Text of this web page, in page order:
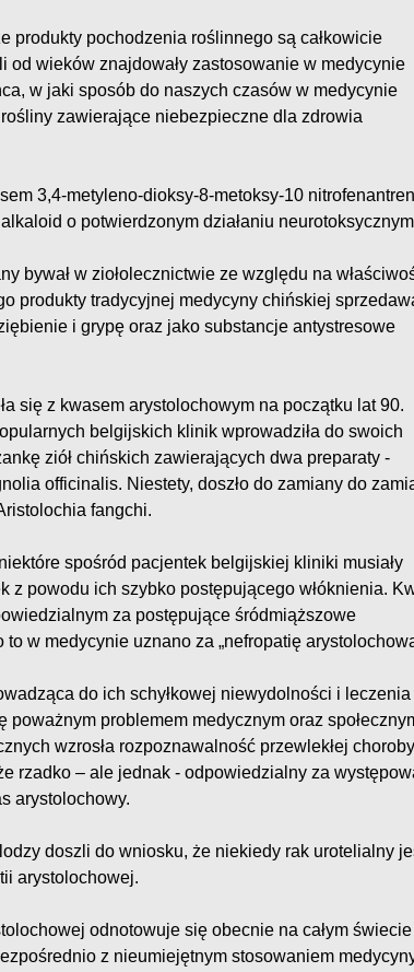
produkty pochodzenia roślinnego są całkowicie
od wieków znajdowały zastosowanie w medycynie
w jaki sposób do naszych czasów w medycynie
zawierające niebezpieczne dla zdrowia
3,4-metyleno-dioksy-8-metoksy-10
o potwierdzonym działaniu
bywał w ziołolecznictwie ze względu na
produkty tradycyjnej medycyny chińskiej
i grypę oraz jako substancje antystresowe
się z kwasem arystolochowym na początku lat 90.
belgijskich klinik wprowadziła do swoich
ziół chińskich zawierających dwa preparaty -
officinalis. Niestety, doszło do zamiany do
fangchi.
spośród pacjentek belgijskiej kliniki musiały
z powodu ich szybko postępującego włóknienia.
za postępujące śródmiąższowe
w medycynie uznano za „nefropatię
do ich schyłkowej niewydolności i leczenia
poważnym problemem medycznym oraz
wzrosła rozpoznawalność przewlekłej choroby
rzadko – ale jednak - odpowiedzialny za
arystolochowy.
doszli do wniosku, że niekiedy rak urotelialny
arystolochowej.
odnotowuje się obecnie na całym świecie
z nieumiejętnym stosowaniem